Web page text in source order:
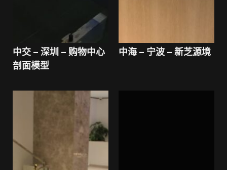
中交 – 深圳 – 购物中心
剖面模型
中海 – 宁波 – 新芝源境